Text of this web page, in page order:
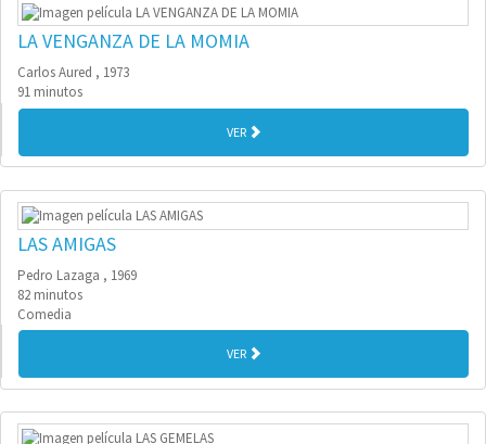
LA VENGANZA DE LA MOMIA
Carlos Aured , 1973
91 minutos
VER
LAS AMIGAS
Pedro Lazaga , 1969
82 minutos
Comedia
VER